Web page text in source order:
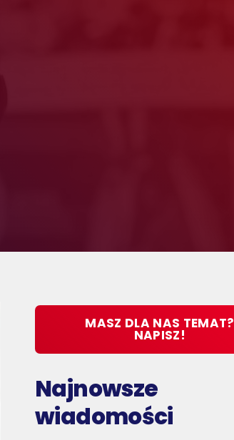
MASZ DLA NAS TEMAT?
NAPISZ!
Najnowsze
wiadomości